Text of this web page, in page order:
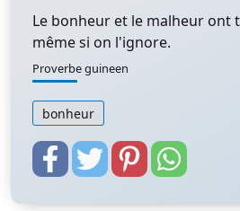
Le bonheur et le malheur ont
même si on l'ignore.
Proverbe guineen
bonheur